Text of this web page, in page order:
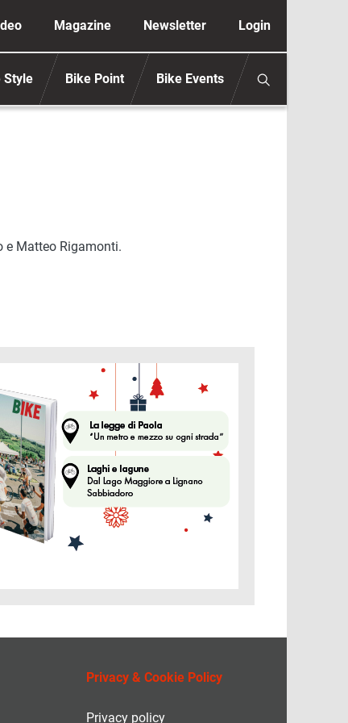
secondaria anonimo
Magazine Newsletter Login
Style Bike Point Bike Events
e Matteo Rigamonti.
Privacy & Cookie Policy
Privacy policy